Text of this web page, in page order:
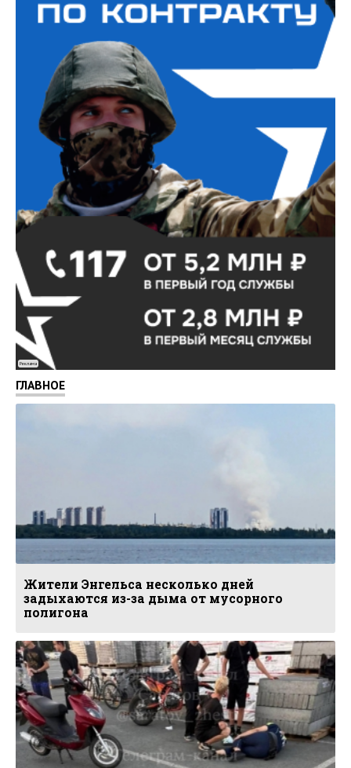
Реклама
ГЛАВНОЕ
Жители Энгельса несколько дней
задыхаются из-за дыма от мусорного
полигона